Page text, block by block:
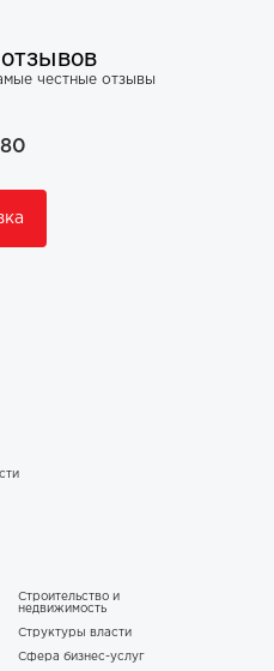
честные отзывы
Строительство и
недвижимость
Структуры власти
Сфера бизнес-услуг